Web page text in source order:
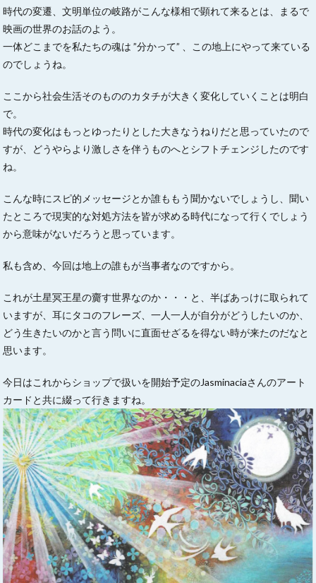
時代の変遷、文明単位の岐路がこんな様相で顕れて来るとは、まるで
映画の世界のお話のよう。
一体どこまでを私たちの魂は ”分かって” 、この地上にやって来ている
のでしょうね。
ここから社会生活そのもののカタチが大きく変化していくことは明白
で。
時代の変化はもっとゆったりとした大きなうねりだと思っていたので
すが、どうやらより激しさを伴うものへとシフトチェンジしたのです
ね。
こんな時にスピ的メッセージとか誰ももう聞かないでしょうし、聞い
たところで現実的な対処方法を皆が求める時代になって行くでしょう
から意味がないだろうと思っています。
私も含め、今回は地上の誰もが当事者なのですから。
これが土星冥王星の齎す世界なのか・・・と、半ばあっけに取られて
いますが、耳にタコのフレーズ、一人一人が自分がどうしたいのか、
どう生きたいのかと言う問いに直面せざるを得ない時が来たのだなと
思います。
今日はこれからショップで扱いを開始予定のJasminaciaさんのアート
カードと共に綴って行きますね。